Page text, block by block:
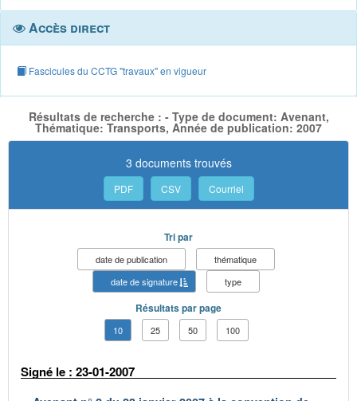
Accès direct
Fascicules du CCTG "travaux" en vigueur
Résultats de recherche : - Type de document: Avenant,
Thématique: Transports, Année de publication: 2007
3 documents trouvés
PDF CSV Courriel
Tri par
date de publication
thématique
date de signature
type
Résultats par page
10 25 50 100
Signé le : 23-01-2007